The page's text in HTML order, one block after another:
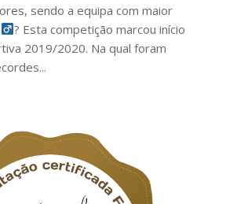
sendo a equipa com maior
? Esta competição marcou início
2019/2020. Na qual foram